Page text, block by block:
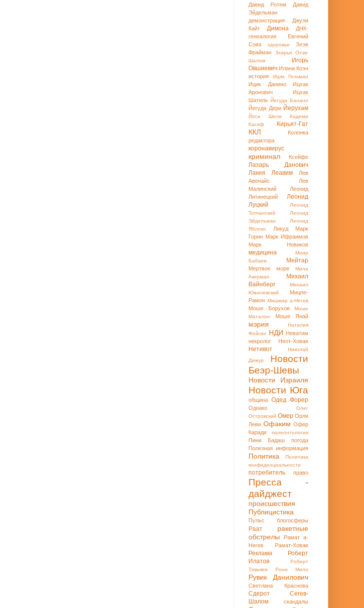
Давид Ротем
Давид
Эйдельман
демонстрация
Джули
Кайт
Димона
ДНК-
генеалогия
Евгений
Сова
здоровье
Зеэв
Фрайман
Зхарья Охэв-
Шалом
Игорь
Овшиевич Илана Коэн
история
Ицик Гельман
Ицик Данино
Ицхак
Аронович
Ицхак
Шатиль Йегуда Банано
Йегуда Дери Йерухам
Йоси Шели
Кадима
Касиф
Кирьят-Гат
ККЛ
Колонка
редактора
коронавирус
криминал Ксейфе
Лазарь Данович
Лакия
Леавим
Лев
Авенайс
Лев
Малинский
Леонид
Литинецкий
Леонид
Луцкий
Леонид
Топчанский
Леонид
Эйдельман
Леонид
Яблоко
Ликуд
Марк
Горин Марк Ифраимов
Марк Новиков
медицина
Меир
Бабаев
Мейтар
Мертвое море
Мила
Акерман
Михаил
Вайнберг
Михаил
Южилевский
Мицпе-
Рамон Мишмар а-Негев
Моше Борухов
Моше
Маталон
Моше Янай
мэрия
Наталия
Фейгин
НДИ Неватим
некролог
Неот-Ховав
Нетивот
Николай
Дижур
Новости
Беэр-Шевы
Новости Израиля
Новости Юга
община Одед Форер
Однако
Олег
Островский Омер Орли
Леви Офаким Офер
Каради
палеонтология
Пини Бадаш
погода
Полезная информация
Политика
Политика
конфиденциальности
потребитель право
Пресса -
дайджест
происшествия
Публицистика
Пульс блогосферы
Раат
ракетные
обстрелы
Рамат а-
Негев
Рамат-Ховав
Реклама
Роберт
Илатов
Роберт
Тивьяев
Рони Мило
Рувик Данилович
Светлана Краснова
Сдерот
Сегев-
Шалом
скандалы